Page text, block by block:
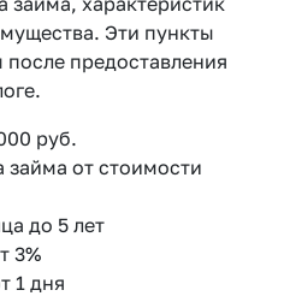
Эти пункты
предоставления
руб.
от стоимости
до 5 лет
3%
1 дня